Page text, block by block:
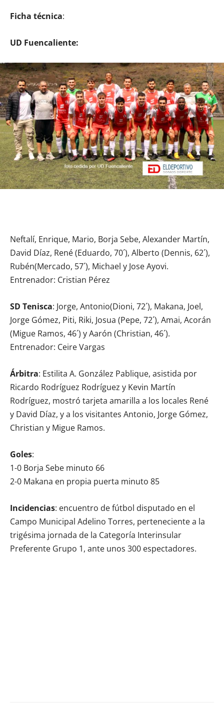
Ficha técnica:
UD Fuencaliente:
Neftalí, Enrique, Mario, Borja Sebe, Alexander Martín,
David Díaz, René (Eduardo, 70´), Alberto (Dennis, 62´),
Rubén(Mercado, 57´), Michael y Jose Ayovi.
Entrenador: Cristian Pérez
SD Tenisca: Jorge, Antonio(Dioni, 72´), Makana, Joel,
Jorge Gómez, Piti, Riki, Josua (Pepe, 72´), Amai, Acorán
(Migue Ramos, 46´) y Aarón (Christian, 46´).
Entrenador: Ceire Vargas
Árbitra: Estilita A. González Pablique, asistida por
Ricardo Rodríguez Rodríguez y Kevin Martín
Rodríguez, mostró tarjeta amarilla a los locales René
y David Díaz, y a los visitantes Antonio, Jorge Gómez,
Christian y Migue Ramos.
Goles:
1-0 Borja Sebe minuto 66
2-0 Makana en propia puerta minuto 85
Incidencias: encuentro de fútbol disputado en el
Campo Municipal Adelino Torres, perteneciente a la
trigésima jornada de la Categoría Interinsular
Preferente Grupo 1, ante unos 300 espectadores.